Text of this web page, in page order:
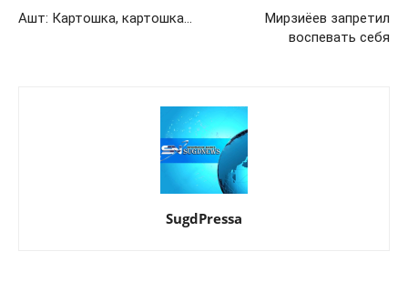
Ашт: Картошка, картошка…
Мирзиёев запретил
воспевать себя
SugdPressa